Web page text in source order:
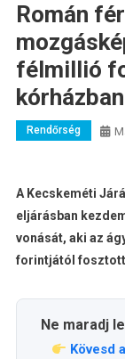
Román
félmillió
kórházban
Rendőrség
A Kecskeméti
eljárásban
vonását, aki az
forintjától
Ne maradj
Kövesd